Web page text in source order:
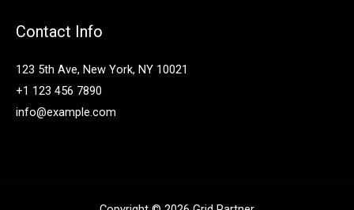
Contact Info
123 5th Ave, New York, NY 10021
+1 123 456 7890
info@example.com